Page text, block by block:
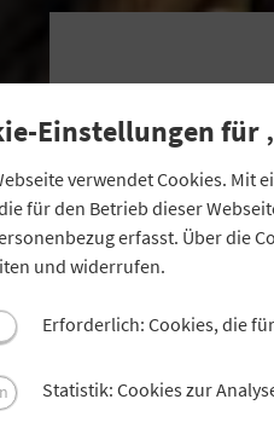
der
Die Qualität
wesentlich
Einstellungen für
verwendet Cookies. Mit
für den Betrieb dieser
erfasst. Über die
und widerrufen.
Erforderlich: Cookies, die
Statistik: Cookies zur